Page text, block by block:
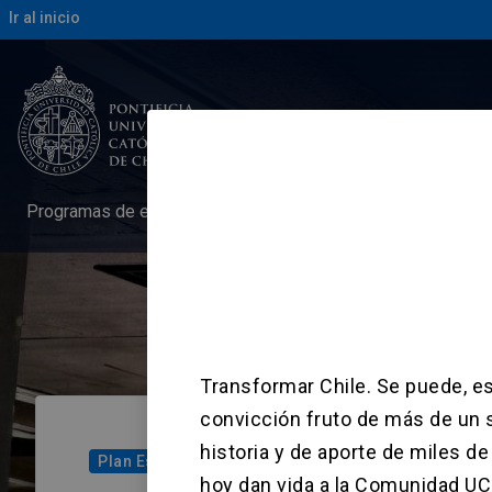
Ir al inicio
Programas de estudio
Pontificia Universidad
Plan Estratégico
Transformar Chile. Se puede,
convicción fruto de más de un
historia y de aporte de miles
hoy dan vida a la Comunidad